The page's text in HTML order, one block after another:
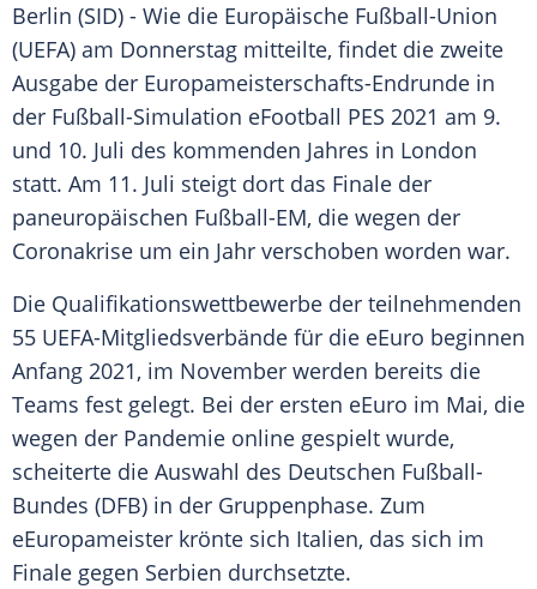
Berlin (SID) - Wie die Europäische Fußball-Union
(UEFA) am Donnerstag mitteilte, findet die zweite
Ausgabe der Europameisterschafts-Endrunde in
der Fußball-Simulation eFootball PES 2021 am 9.
und 10. Juli des kommenden Jahres in London
statt. Am 11. Juli steigt dort das Finale der
paneuropäischen Fußball-EM, die wegen der
Coronakrise um ein Jahr verschoben worden war.
Die Qualifikationswettbewerbe der teilnehmenden
55 UEFA-Mitgliedsverbände für die eEuro beginnen
Anfang 2021, im November werden bereits die
Teams fest gelegt. Bei der ersten eEuro im Mai, die
wegen der Pandemie online gespielt wurde,
scheiterte die Auswahl des Deutschen Fußball-
Bundes (DFB) in der Gruppenphase. Zum
eEuropameister krönte sich Italien, das sich im
Finale gegen Serbien durchsetzte.